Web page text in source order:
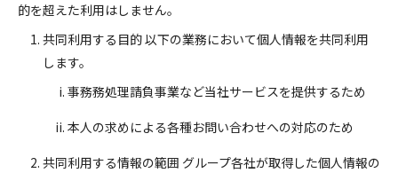
的を超えた利用はしません。
共同利用する目的 以下の業務において個人情報を共同利用
します。
事務務処理請負事業など当社サービスを提供するため
本人の求めによる各種お問い合わせへの対応のため
共同利用する情報の範囲 グループ各社が取得した個人情報の